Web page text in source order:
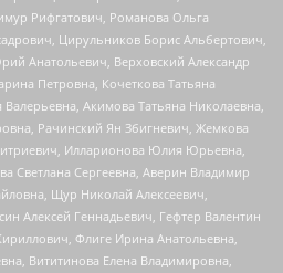
Рифгатович, Романова Ольга
Цирульников Борис Альбертович,
Анатольевич, Верховский Александр
Петровна, Кочеткова Татьяна
Акимова Татьяна Николаевна,
Рачинский Ян Збигневич, Жемкова
Илларионова Юлия Юрьевна,
Светлана Сергеевна, Аверин Владимир
Щур Николай Алексеевич,
Алексей Геннадьевич, Гефтер Валентин
Флиге Ирина Анатольевна,
Вититинова Елена Владимировна,